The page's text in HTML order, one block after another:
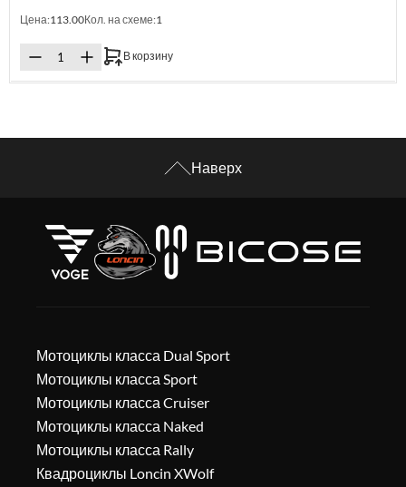
Цена:113.00Кол. на схеме:1
В корзину
Наверх
Мотоциклы класса Dual Sport
Мотоциклы класса Sport
Мотоциклы класса Cruiser
Мотоциклы класса Naked
Мотоциклы класса Rally
Квадроциклы Loncin XWolf